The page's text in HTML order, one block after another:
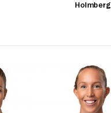
Holmberg